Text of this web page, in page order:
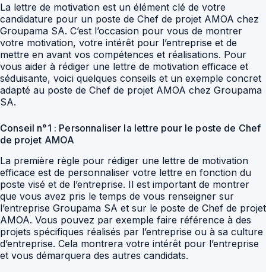
La lettre de motivation est un élément clé de votre
candidature pour un poste de Chef de projet AMOA chez
Groupama SA. C’est l’occasion pour vous de montrer
votre motivation, votre intérêt pour l’entreprise et de
mettre en avant vos compétences et réalisations. Pour
vous aider à rédiger une lettre de motivation efficace et
séduisante, voici quelques conseils et un exemple concret
adapté au poste de Chef de projet AMOA chez Groupama
SA.
Conseil n°1 : Personnaliser la lettre pour le poste de Chef
de projet AMOA
La première règle pour rédiger une lettre de motivation
efficace est de personnaliser votre lettre en fonction du
poste visé et de l’entreprise. Il est important de montrer
que vous avez pris le temps de vous renseigner sur
l’entreprise Groupama SA et sur le poste de Chef de projet
AMOA. Vous pouvez par exemple faire référence à des
projets spécifiques réalisés par l’entreprise ou à sa culture
d’entreprise. Cela montrera votre intérêt pour l’entreprise
et vous démarquera des autres candidats.